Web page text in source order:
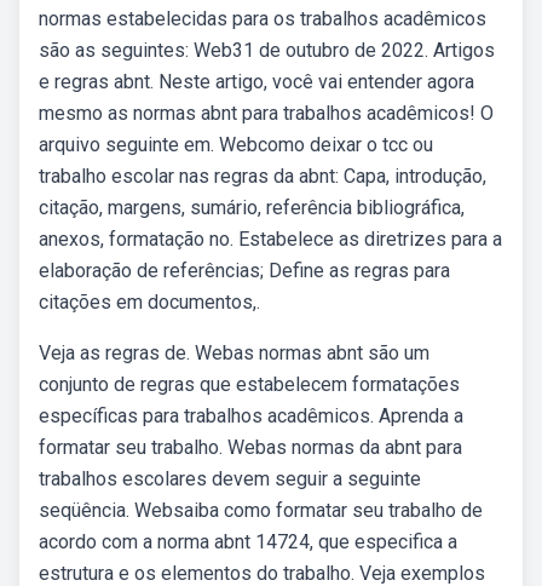
normas estabelecidas para os trabalhos acadêmicos
são as seguintes: Web31 de outubro de 2022. Artigos
e regras abnt. Neste artigo, você vai entender agora
mesmo as normas abnt para trabalhos acadêmicos! O
arquivo seguinte em. Webcomo deixar o tcc ou
trabalho escolar nas regras da abnt: Capa, introdução,
citação, margens, sumário, referência bibliográfica,
anexos, formatação no. Estabelece as diretrizes para a
elaboração de referências; Define as regras para
citações em documentos,.
Veja as regras de. Webas normas abnt são um
conjunto de regras que estabelecem formatações
específicas para trabalhos acadêmicos. Aprenda a
formatar seu trabalho. Webas normas da abnt para
trabalhos escolares devem seguir a seguinte
seqüência. Websaiba como formatar seu trabalho de
acordo com a norma abnt 14724, que especifica a
estrutura e os elementos do trabalho. Veja exemplos